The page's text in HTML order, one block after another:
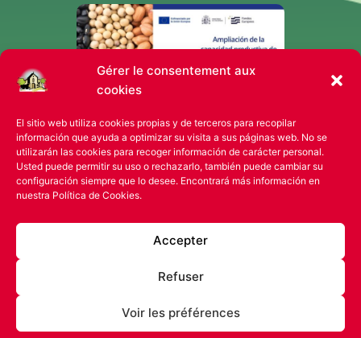
Gérer le consentement aux
cookies
El sitio web utiliza cookies propias y de terceros para recopilar
información que ayuda a optimizar su visita a sus páginas web. No se
utilizarán las cookies para recoger información de carácter personal.
Usted puede permitir su uso o rechazarlo, también puede cambiar su
configuración siempre que lo desee. Encontrará más información en
nuestra Política de Cookies.
Accepter
Refuser
Voir les préférences